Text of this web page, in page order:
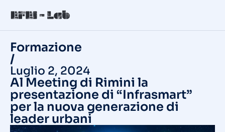
Formazione
/
Luglio 2, 2024
Al Meeting di Rimini la
presentazione di “Infrasmart”
per la nuova generazione di
leader urbani